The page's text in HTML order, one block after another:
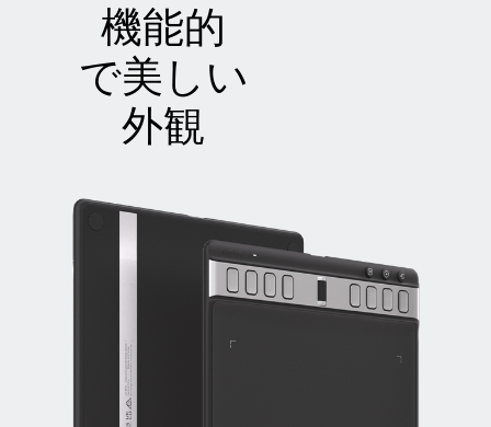
機能的
で美しい
外観